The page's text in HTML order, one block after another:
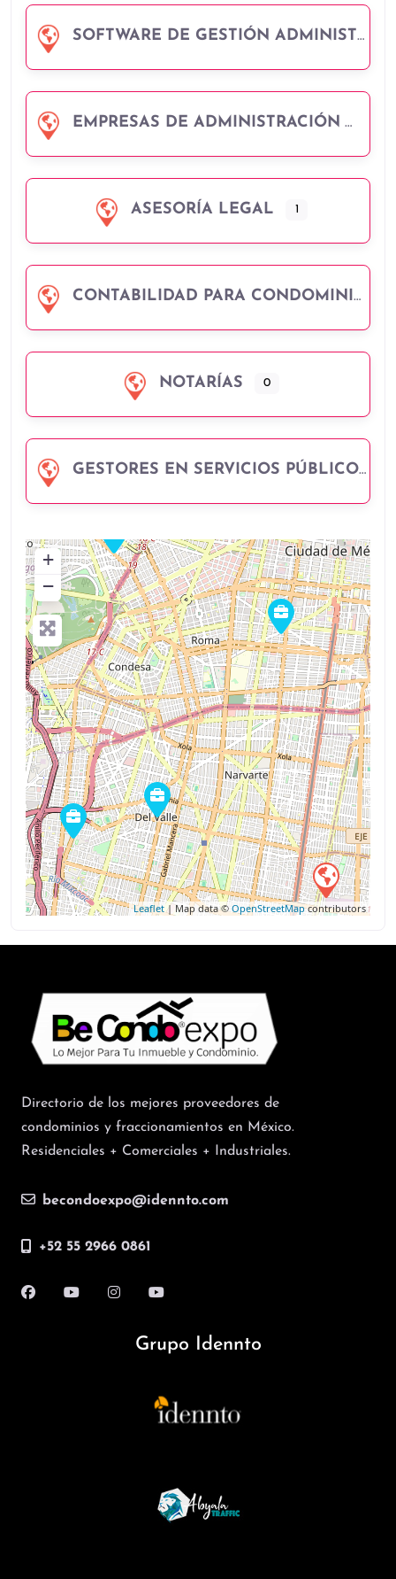
SOFTWARE DE GESTIÓN ADMINISTRATIVA
EMPRESAS DE ADMINISTRACIÓN
ASESORÍA LEGAL 1
CONTABILIDAD PARA CONDOMINIOS
NOTARÍAS 0
GESTORES EN SERVICIOS PÚBLICOS
+
−
Leaflet | Map data ©OpenStreetMapcontributors
Directorio de los mejores proveedores de
condominios y fraccionamientos en México.
Residenciales + Comerciales + Industriales.
becondoexpo@idennto.com
+52 55 2966 0861
Grupo Idennto